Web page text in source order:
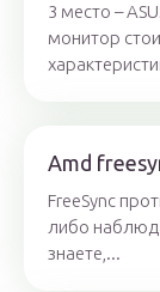
3 место –
монитор
Amd
FreeSync
либо
знаете,...